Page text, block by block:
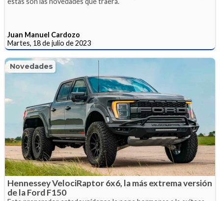
Juan Manuel Cardozo
Martes, 18 de julio de 2023
Novedades
Hennessey VelociRaptor 6x6, la más extrema versión
de la Ford F150